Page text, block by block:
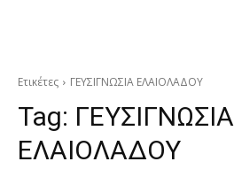
Ετικέτες ΓΕΥΣΙΓΝΩΣΙΑ ΕΛΑΙΟΛΑΔΟΥ
Tag: ΓΕΥΣΙΓΝΩΣΙΑ
ΕΛΑΙΟΛΑΔΟΥ